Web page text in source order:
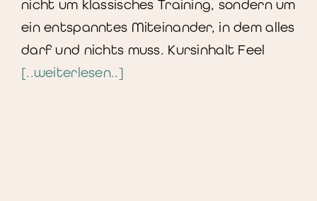
nicht um klassisches Training, sondern um
ein entspanntes Miteinander, in dem alles
darf und nichts muss. Kursinhalt Feel
[..weiterlesen..]